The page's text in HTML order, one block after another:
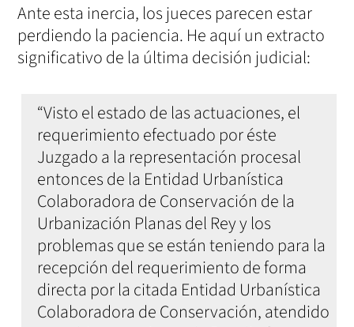
Ante esta inercia, los jueces parecen estar
perdiendo la paciencia. He aquí un extracto
significativo de la última decisión judicial:
“Visto el estado de las actuaciones, el
requerimiento efectuado por éste
Juzgado a la representación procesal
entonces de la Entidad Urbanística
Colaboradora de Conservación de la
Urbanización Planas del Rey y los
problemas que se están teniendo para la
recepción del requerimiento de forma
directa por la citada Entidad Urbanística
Colaboradora de Conservación, atendido